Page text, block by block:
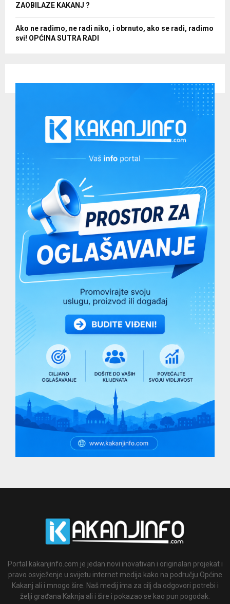
ZAOBILAZE KAKANJ ?
Ako ne radimo, ne radi niko, i obrnuto, ako se radi, radimo
svi! OPĆINA SUTRA RADI
Portal kakanjinfo.com je jedan novi inovativan i originalan projekat i
pravo osvježenje u svijetu internet medija kako na području Općine
Kakanj ali i mnogo šire. Naš medij ima za cilj da odgovori potrebi i
želji građana Kaknja ali i šire i pokazao se kao pun pogodak.